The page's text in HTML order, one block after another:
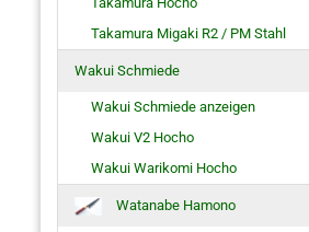
Takamura Migaki R2 / PM Stahl
Wakui Schmiede
Wakui Schmiede anzeigen
Wakui V2 Hocho
Wakui Warikomi Hocho
Watanabe Hamono